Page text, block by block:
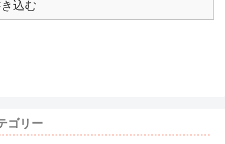
えている『ENDER LILIES』です(ﾟ∀ﾟ)もちろんクリ